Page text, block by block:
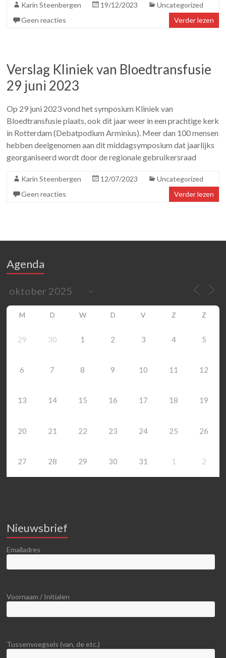
Karin Steenbergen 19/12/2023
Uncategorized
Geen reacties
Verder lezen
Verslag Kliniek van Bloedtransfusie
29 juni 2023
Op 29 juni 2023 vond het symposium Kliniek van
Bloedtransfusie plaats, ook dit jaar weer in een prachtige kerk
in Rotterdam (Debatpodium Arminius). Meer dan 100 mensen
hebben deelgenomen aan dit middagsymposium dat jaarlijks
georganiseerd wordt door de regionale gebruikersraad
Karin Steenbergen 12/07/2023
Uncategorized
Geen reacties
Verder lezen
Agenda
M D W D V Z Z
29 30 1 2 3 4 5
6 7 8 9 10 11 12
13 14 15 16 17 18 19
20 21 22 23 24 25 26
27 28 29 30 31 1 2
Nieuwsbrief
Emailadres
Voornaam / Initialen
Tussenvoegsels (van, de etc.)